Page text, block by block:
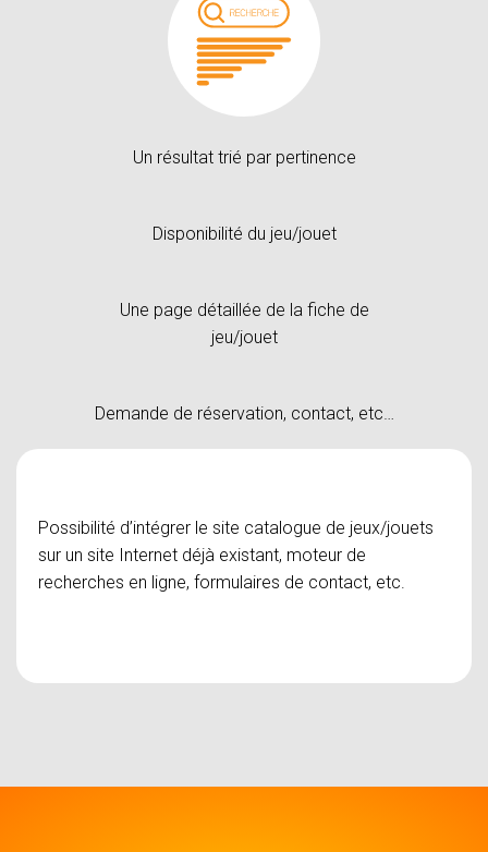
Un résultat trié par pertinence
Disponibilité du jeu/jouet
Une page détaillée de la fiche de
jeu/jouet
Demande de réservation, contact, etc…
Possibilité d’intégrer le site catalogue de jeux/jouets
sur un site Internet déjà existant, moteur de
recherches en ligne, formulaires de contact, etc.